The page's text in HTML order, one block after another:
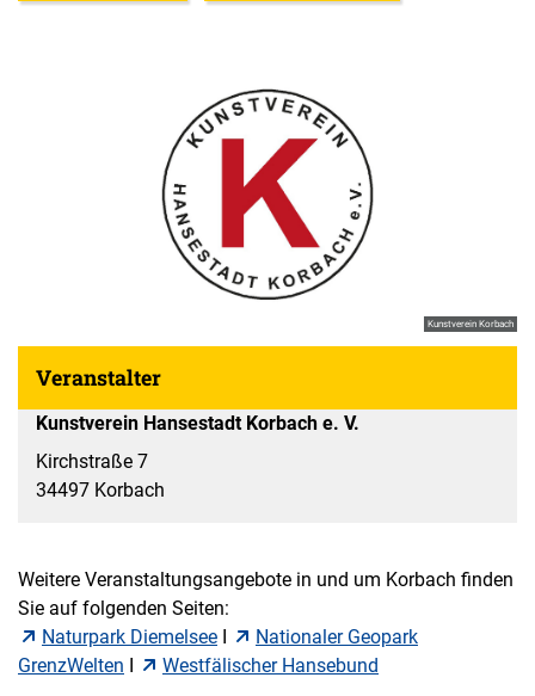
Kunstverein Korbach
Veranstalter
Kunstverein Hansestadt Korbach e. V.
Kirchstraße 7
34497 Korbach
Weitere Veranstaltungsangebote in und um Korbach finden
Sie auf folgenden Seiten:
Naturpark Diemelsee
Nationaler Geopark
GrenzWelten
Westfälischer Hansebund